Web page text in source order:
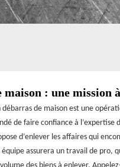
maison : une
débarras de maison est une
de faire confiance à
d’enlever les affaires qui
assurera un travail de pro,